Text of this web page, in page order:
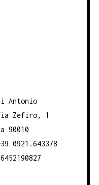
Antonio
Zefiro, 1
90010
0921.643378